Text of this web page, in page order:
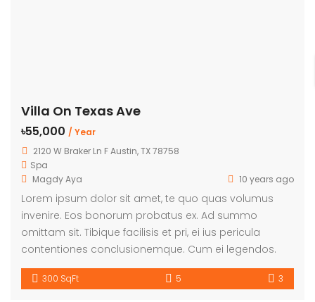
Villa On Texas Ave
৳55,000 / Year
2120 W Braker Ln F Austin, TX 78758
Spa
Magdy Aya
10 years ago
Lorem ipsum dolor sit amet, te quo quas volumus
invenire. Eos bonorum probatus ex. Ad summo
omittam sit. Tibique facilisis et pri, ei ius pericula
contentiones conclusionemque. Cum ei legendos.
300 SqFt 5 3